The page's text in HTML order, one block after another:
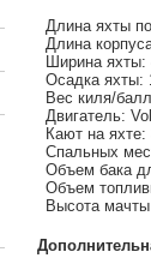
Длина яхты
Длина
Ширина яхты:
Осадка яхты:
Вес киля/
Двигатель:
Кают на яхте:
Спальных
Объем бака
Объем
Высота